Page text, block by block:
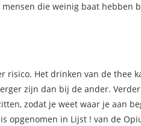
die weinig baat hebben
risico. Het drinken van de thee
zijn dan bij de ander.
zodat je weet waar je aan
opgenomen in Lijst ! van de